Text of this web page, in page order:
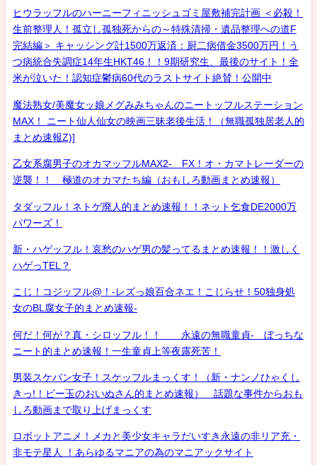
ヒウラッフルのハーニーフィニッシュゴミ屋敷補完計画 ＜必殺！
生前整理人！孤立し孤独死からの～特殊清掃・遺品整理への道F
完結編＞ キャッシング計1500万返済：厨二病借金3500万円！う
つ病統合失調症14年生HKT46！！9期研究生、最後のサイト！全
米が泣いた！認知症鬱病60代のラストサイト絶賛！公開中
魔法熟女/美魔女ッ娘メグみみちゃんのニートッフルステーション
MAX！ ニート仙人仙女の映画三昧老後生活！（無職孤独居老人的
まとめ速報Z)]
乙女系腐男子のオカマッフルMAX2- FX！オ・カマトレーダーの
逆襲！！ 極道のオカマたち編（おもしろ動画まとめ速報）
タダッフル！ネトゲ廃人的まとめ速報！！ネット乞食DE2000万
パワーズ！
新・ハゲッフル！哀愁のハゲ男の髪ってるまとめ速報！！激しく
ハゲっTEL？
こじ！コジッフル@！-レズっ娘百合ネエ！こじらせ！50独身処
女のBL腐女子的まとめ速報-
何だ！何が？真・シロッフル！！ 永遠の無職童貞- ぼっちな
ニート的まとめ速報！一生童貞上等夜露死苦！
男装スケバン女子！スケッフルまっくす！（新・ナンノひゃくし
きっ!！ビー玉のおいぬさん的まとめ速報） 話題な事件からおも
しろ動画まで取り上げまっくす
ロボットアニメ！メカと美少女キャラだいすき永遠の非リア充・
非モテ星人 ！あらゆるマニアの為のマニアックサイト